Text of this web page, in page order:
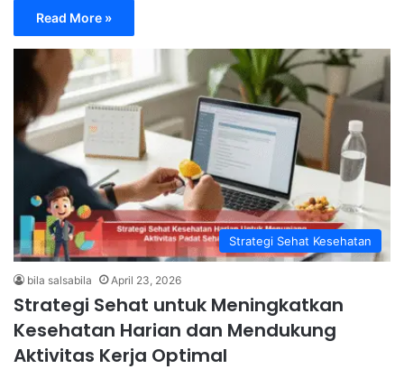
Read More »
Strategi Sehat Kesehatan
bila salsabila April 23, 2026
Strategi Sehat untuk Meningkatkan
Kesehatan Harian dan Mendukung
Aktivitas Kerja Optimal